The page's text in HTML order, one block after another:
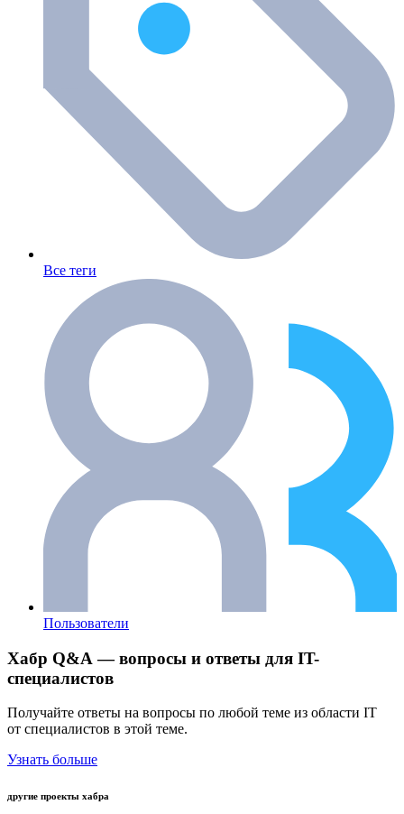
Все теги
Пользователи
Хабр Q&A — вопросы и ответы для IT-
специалистов
Получайте ответы на вопросы по любой теме из области IT
от специалистов в этой теме.
Узнать больше
другие проекты хабра